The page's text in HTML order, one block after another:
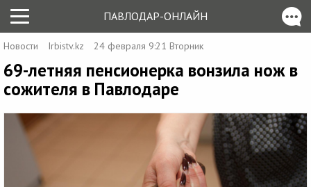
ПАВЛОДАР-ОНЛАЙН
Новости Irbistv.kz 24 февраля 9:21 Вторник
69-летняя пенсионерка вонзила нож в
сожителя в Павлодаре